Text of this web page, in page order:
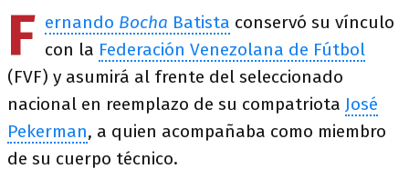
F ernando Bocha Batista conservó su vínculo
con la Federación Venezolana de Fútbol
(FVF) y asumirá al frente del seleccionado
nacional en reemplazo de su compatriota José
Pekerman, a quien acompañaba como miembro
de su cuerpo técnico.